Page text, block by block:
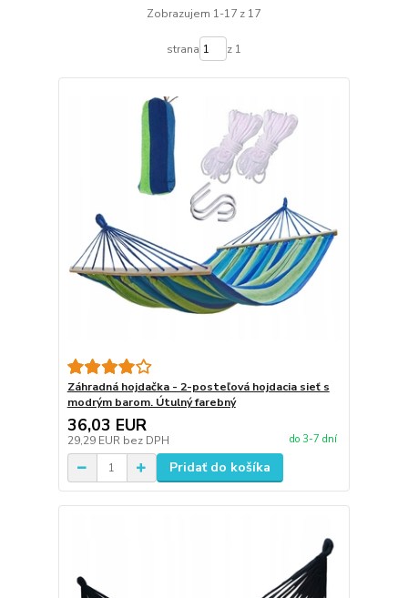
Zobrazujem 1-17 z 17
strana z 1
Záhradná hojdačka - 2-posteľová hojdacia sieť s
modrým barom. Útulný farebný
36,03 EUR
29,29 EUR bez DPH do 3-7 dní
Pridať do košíka